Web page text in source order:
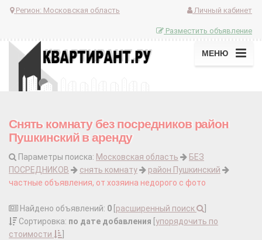
Регион: Московская область Личный кабинет
Разместить объявление
МЕНЮ
Снять комнату без посредников район
Пушкинский в аренду
Параметры поиска: Московская область
БЕЗ
ПОСРЕДНИКОВ
снять комнату
район Пушкинский
частные объявления, от хозяина недорого с фото
Найдено объявлений: 0 расширенный поиск
Сортировка: по дате добавления упорядочить по
стоимости